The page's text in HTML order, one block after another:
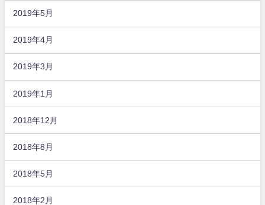
2019年5月
2019年4月
2019年3月
2019年1月
2018年12月
2018年8月
2018年5月
2018年2月